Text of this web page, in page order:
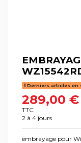
Derniers articles en
289,00 €
TTC
2 à 4 jours
embrayage pour